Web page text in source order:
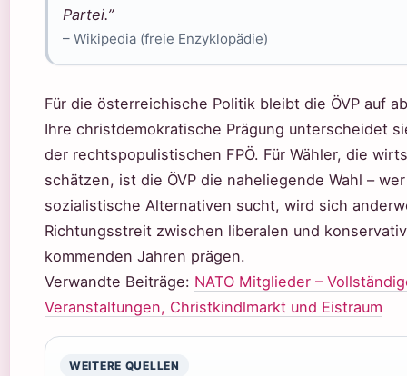
Partei.”
– Wikipedia (freie Enzyklopädie)
Für die österreichische Politik bleibt die ÖVP auf
Ihre christdemokratische Prägung unterscheidet
der rechtspopulistischen FPÖ. Für Wähler, die
schätzen, ist die ÖVP die naheliegende Wahl –
sozialistische Alternativen sucht, wird sich
Richtungsstreit zwischen liberalen und
kommenden Jahren prägen.
Verwandte Beiträge: NATO Mitglieder –
Veranstaltungen, Christkindlmarkt und Eistraum
WEITERE QUELLEN